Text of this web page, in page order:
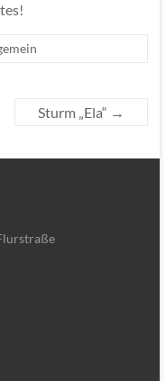
Sturm „Ela“ →